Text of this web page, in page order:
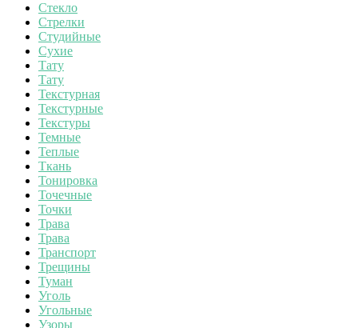
Стекло
Стрелки
Студийные
Сухие
Тату
Тату
Текстурная
Текстурные
Текстуры
Темные
Теплые
Ткань
Тонировка
Точечные
Точки
Трава
Трава
Транспорт
Трещины
Туман
Уголь
Угольные
Узоры